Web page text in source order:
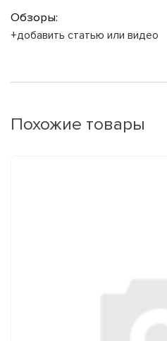
Обзоры:
+добавить статью или видео
Похожие товары